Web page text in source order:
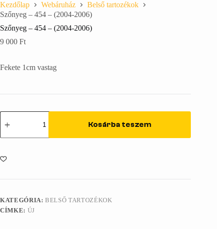
Kezdőlap Webáruház
Belső tartozékok
Szőnyeg – 454 – (2004-2006)
Szőnyeg – 454 – (2004-2006)
9 000 Ft
Fekete 1cm vastag
Szőnyeg
-
2006)
mennyiség
Kosárba teszem
KATEGÓRIA:BELSŐ TARTOZÉKOK
CÍMKE: ÚJ